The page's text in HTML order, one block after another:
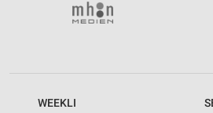
WEEKLI